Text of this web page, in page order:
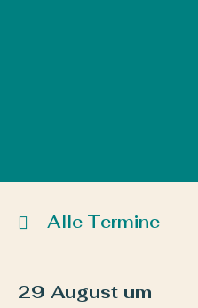
Alle Termine
29 August um